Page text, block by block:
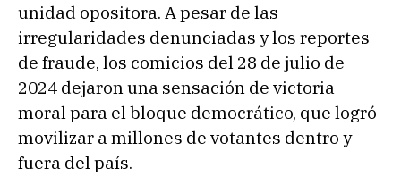
unidad opositora. A pesar de las
irregularidades denunciadas y los reportes
de fraude, los comicios del 28 de julio de
2024 dejaron una sensación de victoria
moral para el bloque democrático, que logró
movilizar a millones de votantes dentro y
fuera del país.